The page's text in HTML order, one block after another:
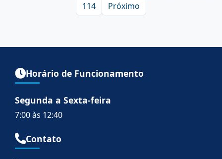
114
Próximo
Horário de Funcionamento
Segunda a Sexta-feira
7:00 às 12:40
Contato